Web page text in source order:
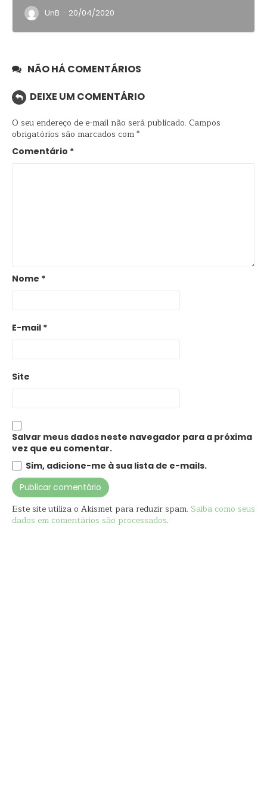
UnB · 20/04/2020
NÃO HÁ COMENTÁRIOS
DEIXE UM COMENTÁRIO
O seu endereço de e-mail não será publicado. Campos
obrigatórios são marcados com*
Comentário *
Nome *
E-mail *
Site
Salvar meus dados neste navegador para a próxima
vez que eu comentar.
Sim, adicione-me à sua lista de e-mails.
Este site utiliza o Akismet para reduzir spam. Saiba como seus
dados em comentários são processados.